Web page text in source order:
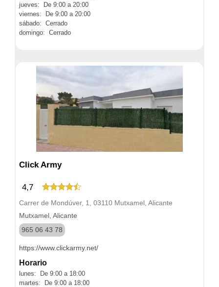
jueves: De 9:00 a 20:00
viernes: De 9:00 a 20:00
sábado: Cerrado
domingo: Cerrado
Click Army
4,7
Carrer de Mondúver, 1, 03110 Mutxamel, Alicante
Mutxamel, Alicante
965 06 43 78
https://www.clickarmy.net/
Horario
lunes: De 9:00 a 18:00
martes: De 9:00 a 18:00